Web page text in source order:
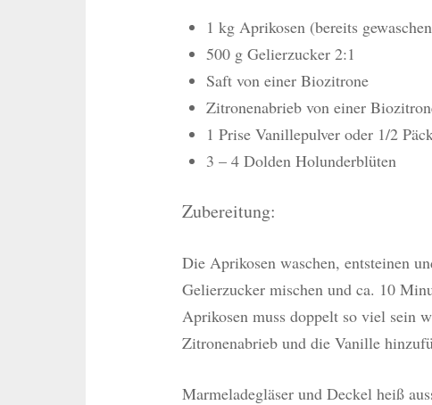
1 kg Aprikosen (bereits
500 g Gelierzucker 2:1
Saft von einer Biozitrone
Zitronenabrieb von einer
1 Prise Vanillepulver oder 1/2
3 – 4 Dolden Holunderblüten
Zubereitung:
Die Aprikosen waschen, entsteinen
Gelierzucker mischen und ca. 10
Aprikosen muss doppelt so viel sein
Zitronenabrieb und die Vanille
Marmeladegläser und Deckel heiß